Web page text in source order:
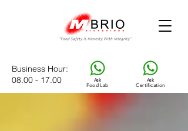
Ask
Food Lab
Ask
Certification
Business Hour:
08.00 - 17.00